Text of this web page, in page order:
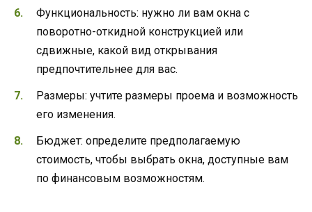
Функциональность: нужно ли вам окна с
поворотно-откидной конструкцией или
сдвижные, какой вид открывания
предпочтительнее для вас.
Размеры: учтите размеры проема и возможность
его изменения.
Бюджет: определите предполагаемую
стоимость, чтобы выбрать окна, доступные вам
по финансовым возможностям.